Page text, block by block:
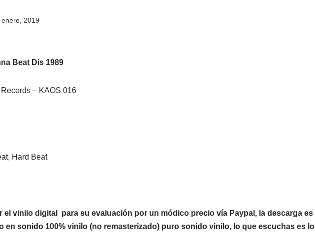
enero, 2019
Beat Dis 1989
‎– KAOS 016
Hard Beat
el vinilo digital para su evaluación por un módico precio vía Paypal, la descarga es
en sonido 100% vinilo (no remasterizado) puro sonido vinilo, lo que escuchas es lo